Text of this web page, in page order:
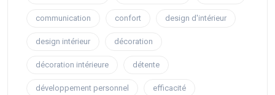
communication confort design d'intérieur
design intérieur décoration
décoration intérieure détente
développement personnel efficacité